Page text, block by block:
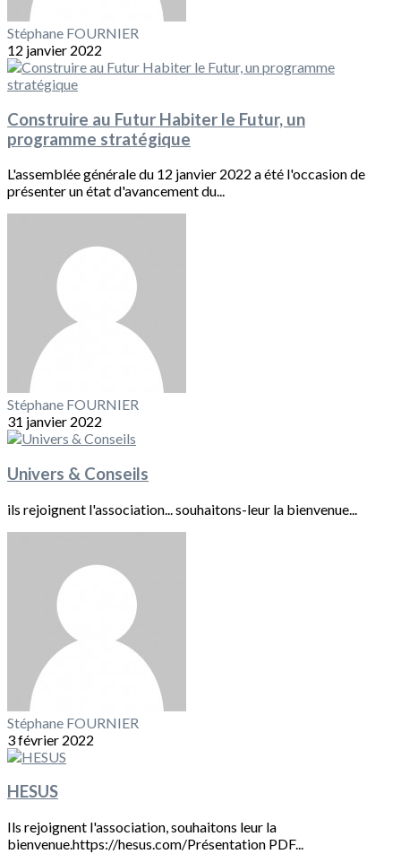
Stéphane FOURNIER
12 janvier 2022
Construire au Futur Habiter le Futur, un
programme stratégique
L'assemblée générale du 12 janvier 2022 a été l'occasion de
présenter un état d'avancement du...
Stéphane FOURNIER
31 janvier 2022
Univers & Conseils
ils rejoignent l'association... souhaitons-leur la bienvenue...
Stéphane FOURNIER
3 février 2022
HESUS
Ils rejoignent l'association, souhaitons leur la
bienvenue.https://hesus.com/Présentation PDF...